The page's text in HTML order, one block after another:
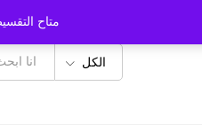
متاح
الكل